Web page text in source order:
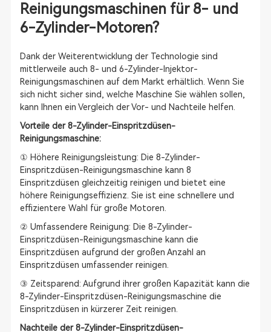
Reinigungsmaschinen für 8- und
6-Zylinder-Motoren?
Dank der Weiterentwicklung der Technologie sind
mittlerweile auch 8- und 6-Zylinder-Injektor-
Reinigungsmaschinen auf dem Markt erhältlich. Wenn Sie
sich nicht sicher sind, welche Maschine Sie wählen sollen,
kann Ihnen ein Vergleich der Vor- und Nachteile helfen.
Vorteile der 8-Zylinder-Einspritzdüsen-
Reinigungsmaschine:
① Höhere Reinigungsleistung: Die 8-Zylinder-
Einspritzdüsen-Reinigungsmaschine kann 8
Einspritzdüsen gleichzeitig reinigen und bietet eine
höhere Reinigungseffizienz. Sie ist eine schnellere und
effizientere Wahl für große Motoren.
② Umfassendere Reinigung: Die 8-Zylinder-
Einspritzdüsen-Reinigungsmaschine kann die
Einspritzdüsen aufgrund der großen Anzahl an
Einspritzdüsen umfassender reinigen.
③ Zeitsparend: Aufgrund ihrer großen Kapazität kann die
8-Zylinder-Einspritzdüsen-Reinigungsmaschine die
Einspritzdüsen in kürzerer Zeit reinigen.
Nachteile der 8-Zylinder-Einspritzdüsen-